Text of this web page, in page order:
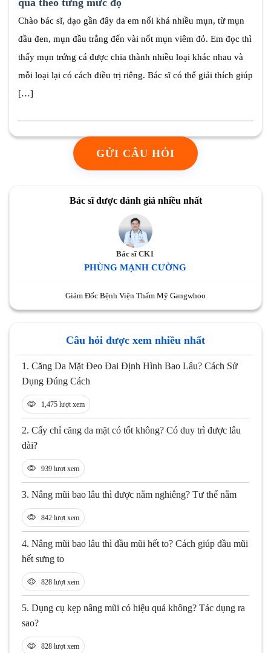
quả theo từng mức độ
Chào bác sĩ, dạo gần đây da em nổi khá nhiều mụn, từ mụn
đầu đen, mụn đầu trắng đến vài nốt mụn viêm đỏ. Em đọc thì
thấy mụn trứng cá được chia thành nhiều loại khác nhau và
mỗi loại lại có cách điều trị riêng. Bác sĩ có thể giải thích giúp
[…]
GỬI CÂU HỎI
Bác sĩ được đánh giá nhiều nhất
Bác sĩ CK1
PHÙNG MẠNH CƯỜNG
Giám Đốc Bệnh Viện Thẩm Mỹ Gangwhoo
Câu hỏi được xem nhiều nhất
1. Căng Da Mặt Đeo Đai Định Hình Bao Lâu? Cách Sử
Dụng Đúng Cách
1,475 lượt xem
2. Cấy chỉ căng da mặt có tốt không? Có duy trì được lâu
dài?
939 lượt xem
3. Nâng mũi bao lâu thì được nằm nghiêng? Tư thế nằm
842 lượt xem
4. Nâng mũi bao lâu thì đầu mũi hết to? Cách giúp đầu mũi
hết sưng to
828 lượt xem
5. Dụng cụ kẹp nâng mũi có hiệu quả không? Tác dụng ra
sao?
828 lượt xem